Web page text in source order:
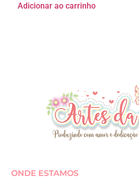
Adicionar ao carrinho
ONDE ESTAMOS